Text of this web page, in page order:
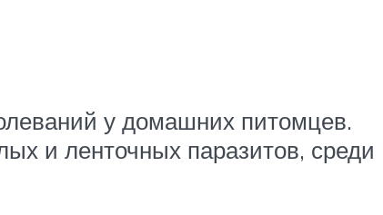
у домашних питомцев.
и ленточных паразитов, среди